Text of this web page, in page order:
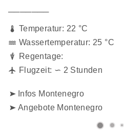
───────
Temperatur: 22 °C
Wassertemperatur: 25 °C
Regentage:
Flugzeit: ∽ 2 Stunden
Infos Montenegro
Angebote Montenegro